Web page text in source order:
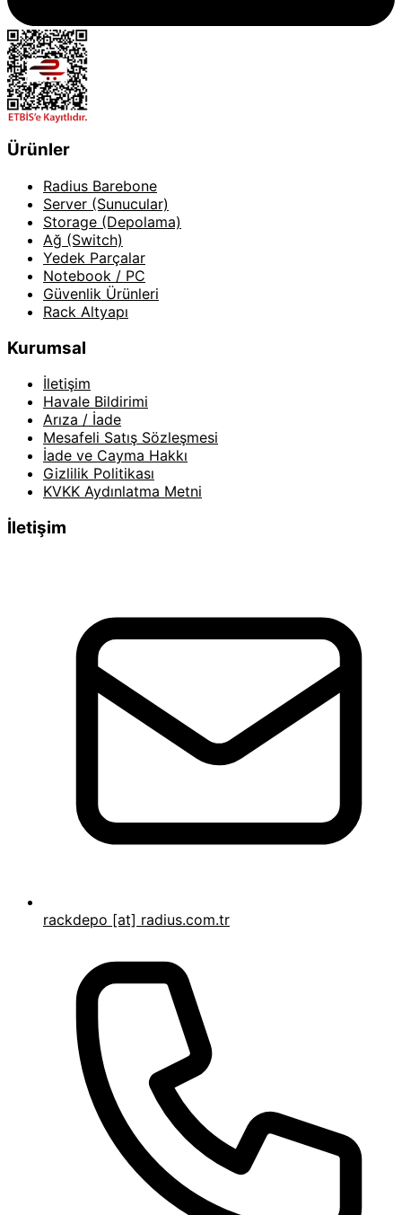
Ürünler
Radius Barebone
Server (Sunucular)
Storage (Depolama)
Ağ (Switch)
Yedek Parçalar
Notebook / PC
Güvenlik Ürünleri
Rack Altyapı
Kurumsal
İletişim
Havale Bildirimi
Arıza / İade
Mesafeli Satış Sözleşmesi
İade ve Cayma Hakkı
Gizlilik Politikası
KVKK Aydınlatma Metni
İletişim
rackdepo [at] radius.com.tr